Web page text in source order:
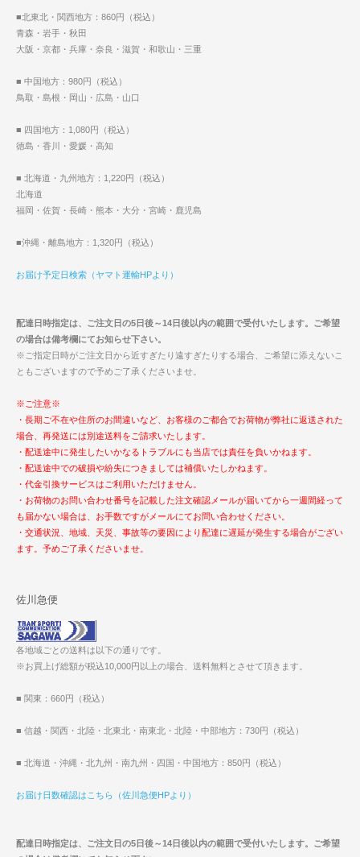
■北東北・関西地方：860円（税込）
青森・岩手・秋田
大阪・京都・兵庫・奈良・滋賀・和歌山・三重
■ 中国地方：980円（税込）
鳥取・島根・岡山・広島・山口
■ 四国地方：1,080円（税込）
徳島・香川・愛媛・高知
■ 北海道・九州地方：1,220円（税込）
北海道
福岡・佐賀・長崎・熊本・大分・宮崎・鹿児島
■沖縄・離島地方：1,320円（税込）
お届け予定日検索（ヤマト運輸HPより）
配達日時指定は、ご注文日の5日後～14日後以内の範囲で受付いたします。ご希望
の場合は備考欄にてお知らせ下さい。
※ご指定日時がご注文日から近すぎたり遠すぎたりする場合、ご希望に添えないこ
ともございますので予めご了承くださいませ。
※ご注意※
・長期ご不在や住所のお間違いなど、お客様のご都合でお荷物が弊社に返送された
場合、再発送には別途送料をご請求いたします。
・配送途中に発生したいかなるトラブルにも当店では責任を負いかねます。
・配送途中での破損や紛失につきましては補償いたしかねます。
・代金引換サービスはご利用いただけません。
・お荷物のお問い合わせ番号を記載した注文確認メールが届いてから一週間経って
も届かない場合は、お手数ですがメールにてお問い合わせください。
・交通状況、地域、天災、事故等の要因により配達に遅延が発生する場合がござい
ます。予めご了承くださいませ。
佐川急便
各地域ごとの送料は以下の通りです。
※お買上げ総額が税込10,000円以上の場合、送料無料とさせて頂きます。
■ 関東：660円（税込）
■ 信越・関西・北陸・北東北・南東北・北陸・中部地方：730円（税込）
■ 北海道・沖縄・北九州・南九州・四国・中国地方：850円（税込）
お届け日数確認はこちら（佐川急便HPより）
配達日時指定は、ご注文日の5日後～14日後以内の範囲で受付いたします。ご希望